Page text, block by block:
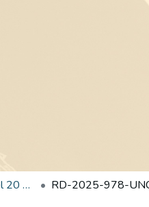
Edición 037/2025 del 20 de agosto de 2025